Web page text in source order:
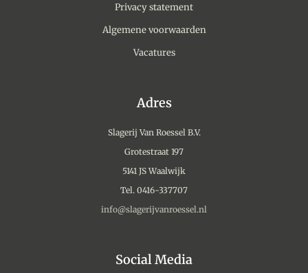
Privacy statement
Algemene voorwaarden
Vacatures
Adres
Slagerij Van Roessel B.V.
Grotestraat 197
5141 JS Waalwijk
Tel. 0416-337707
info@slagerijvanroessel.nl
Social Media